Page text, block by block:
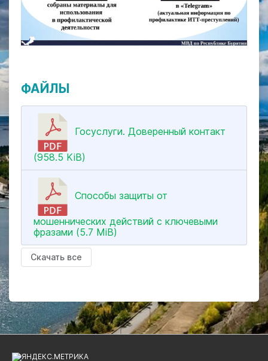
ФАЙЛЫ
Госуслуги. Доверенный контакт
(958.5 KiB)
Способы защиты от
мошеннических действий с ключевыми
фразами (5.7 MiB)
Скачать все